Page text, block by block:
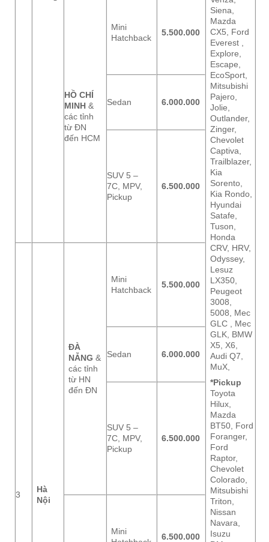
Siena,
Mazda
CX5, Ford
Everest ,
Explore,
Escape,
EcoSport,
Mitsubishi
Pajero,
Jolie,
Outlander,
Zinger,
Chevolet
Captiva,
Trailblazer,
Kia
Sorento,
Kia Rondo,
Hyundai
Satafe,
Tuson,
Honda
CRV, HRV,
Odyssey,
Lesuz
LX350,
Peugeot
3008,
5008, Mec
GLC , Mec
GLK, BMW
X5, X6,
Audi Q7,
MuX,
*Pickup
Toyota
Hilux,
Mazda
BT50, Ford
Foranger,
Ford
Raptor,
Chevolet
Colorado,
Mitsubishi
Triton,
Nissan
Navara,
Isuzu
HỒ CHÍ
MINH &
các tỉnh
từ ĐN
đến HCM
Mini
Hatchback
5.500.000
Sedan 6.000.000
SUV 5 –
7C, MPV,
Pickup
6.500.000
3
Hà
Nội
ĐÀ
NẴNG &
các tỉnh
từ HN
đến ĐN
Mini
Hatchback
5.500.000
Sedan 6.000.000
SUV 5 –
7C, MPV,
Pickup
6.500.000
Mini
6.500.000